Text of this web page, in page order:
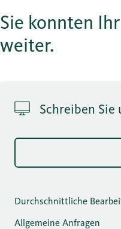
Sie konnten
weiter.
Schreiben Sie
Durchschnittliche
Allgemeine Anfragen